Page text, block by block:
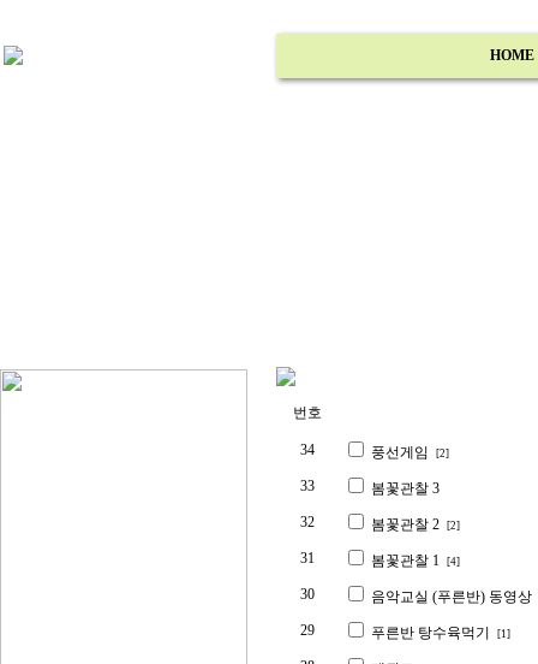
HOME
번호
34 풍선게임 [2]
33
봄꽃관찰 3
32
봄꽃관찰 2 [2]
31 봄꽃관찰 1 [4]
30
음악교실 (푸른반) 동영상
29
푸른반 탕수육먹기 [1]